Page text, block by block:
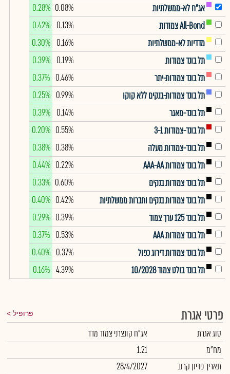
אג"ח לא-ממשלתיות
0.08%
0.28%
All-Bond צמודות
0.13%
0.42%
מדדיות לא-ממשלתיות
0.16%
0.30%
תל בונד צמודות
0.19%
0.39%
תל בונד צמודות-יתר
0.46%
0.37%
תל בונד צמודות-בנקים ללא קוקו
0.99%
0.25%
תל בונד-מאגר
0.14%
0.39%
תל בונד-צמודות 3-1
0.55%
0.20%
תל בונד-צמודות מעלה
0.38%
0.38%
תל בונד צמודות AAA-AA
0.22%
0.44%
תל בונד צמודות בנקים
0.60%
0.33%
תל בונד צמודות בנקים וחברות ממשלתיות
0.42%
0.40%
תל בונד 125 ערך צמוד
0.39%
0.29%
תל בונד צמודות AAA
0.53%
0.37%
תל בונד צמודות דירוג כפול
0.37%
0.40%
תל בונד בולט צמוד 10/2028
4.39%
0.16%
פרטי אגרת פרופיל
סוג אגרת
אג"ח קונצרני צמוד מדד
מח"מ
1.21
תאריך פדיון קרוב
28/4/2027